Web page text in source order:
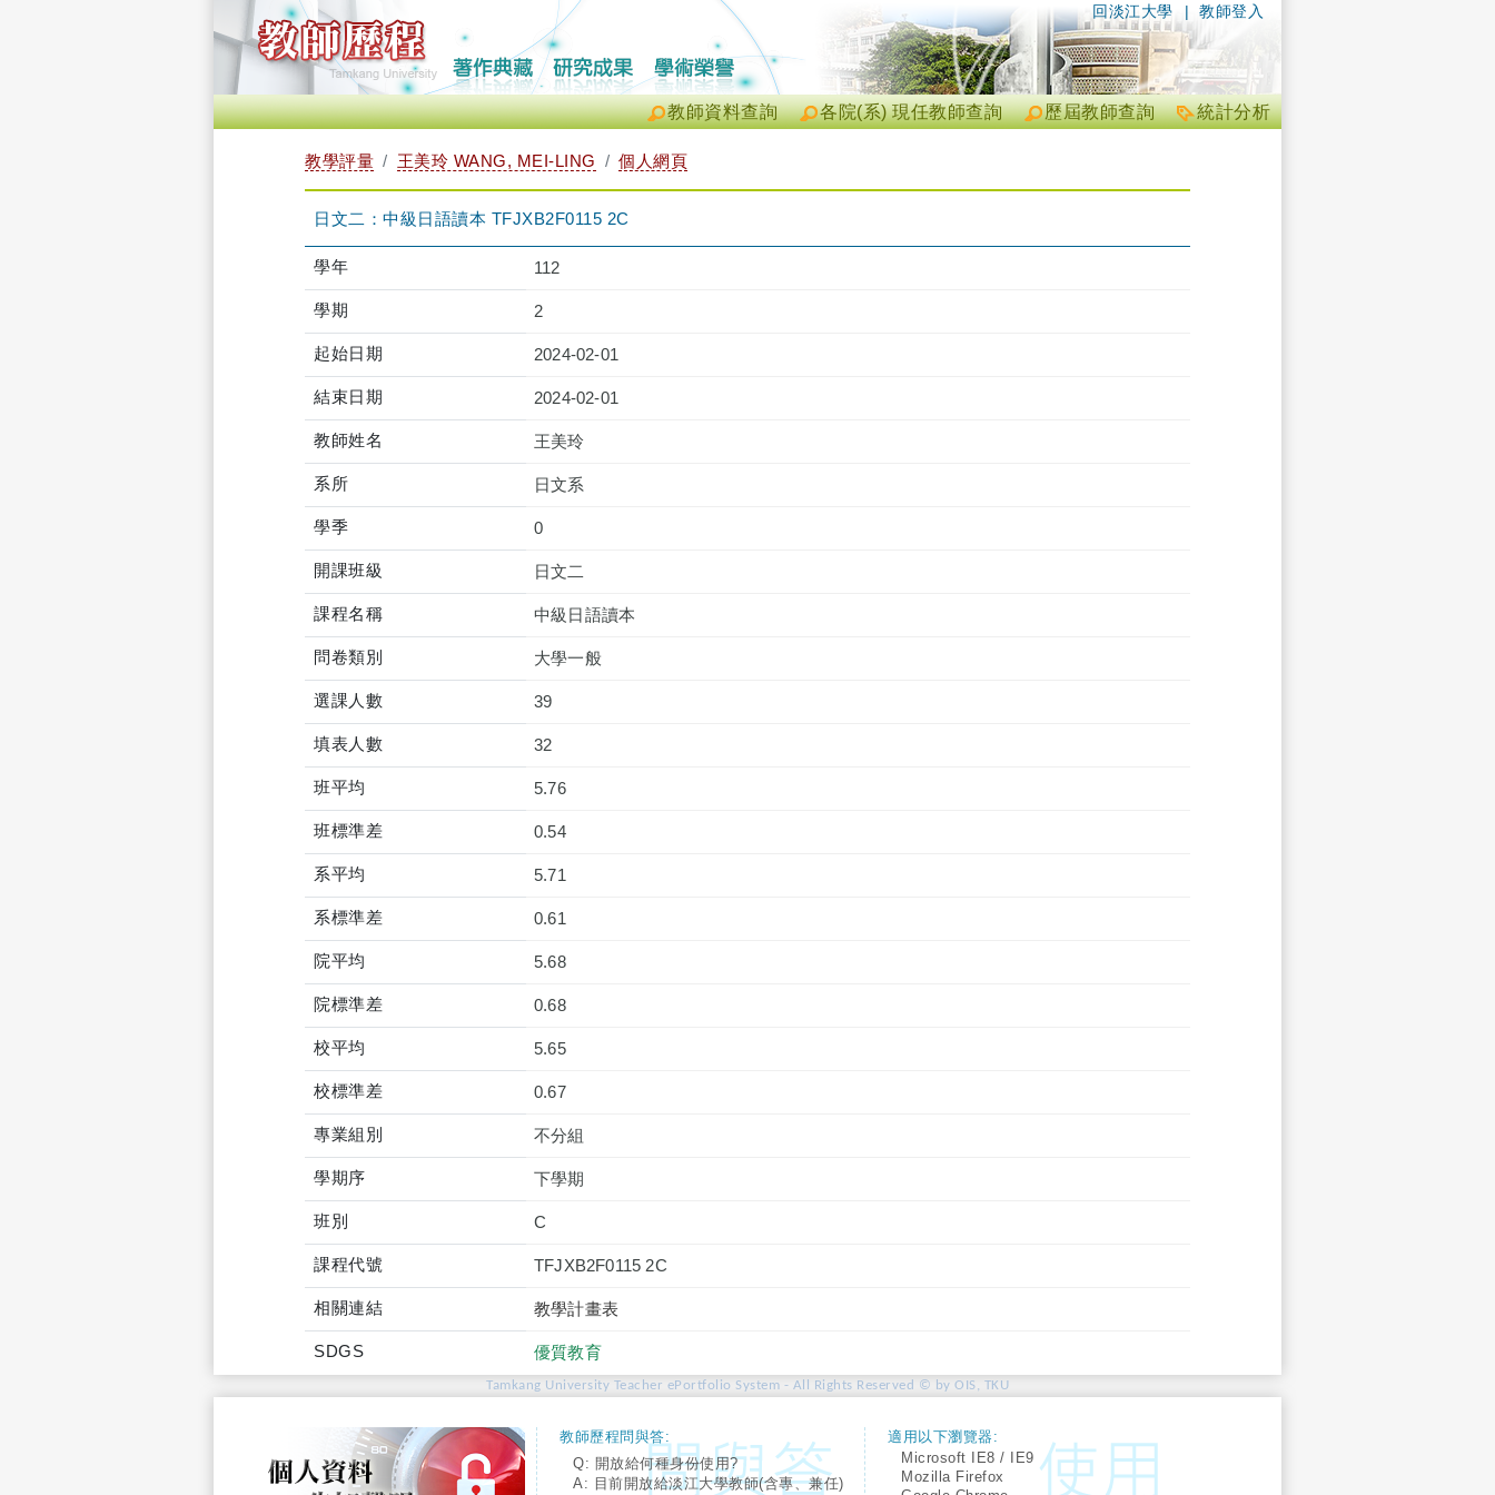
| 教師登入
回淡江大學
統計分析
歷屆教師查詢
各院(系) 現任教師查詢
教師資料查詢
教學評量 王美玲 WANG, MEI-LING 個人網頁
日文二：中級日語讀本 TFJXB2F0115 2C
學年 112
學期 2
起始日期 2024-02-01
結束日期 2024-02-01
教師姓名 王美玲
系所 日文系
學季 0
開課班級 日文二
課程名稱 中級日語讀本
問卷類別 大學一般
選課人數 39
填表人數 32
班平均 5.76
班標準差 0.54
系平均 5.71
系標準差 0.61
院平均 5.68
院標準差 0.68
校平均 5.65
校標準差 0.67
專業組別 不分組
學期序 下學期
班別 C
課程代號 TFJXB2F0115 2C
相關連結 教學計畫表
SDGS 優質教育
Tamkang University Teacher ePortfolio System - All Rights Reserved © by OIS, TKU
教師歷程問與答:
Q: 開放給何種身份使用?
A: 目前開放給淡江大學教師(含專、兼任)
適用以下瀏覽器:
Microsoft IE8 / IE9
Mozilla Firefox